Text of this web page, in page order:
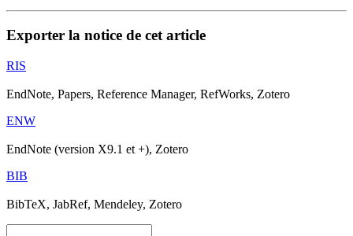
Exporter la notice de cet article
RIS
EndNote, Papers, Reference Manager, RefWorks, Zotero
ENW
EndNote (version X9.1 et +), Zotero
BIB
BibTeX, JabRef, Mendeley, Zotero